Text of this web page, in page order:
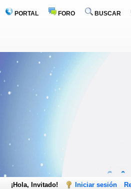
PORTAL FORO BUSCAR
¡Hola, Invitado! Iniciar sesión